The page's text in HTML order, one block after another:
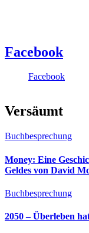
Facebook
Facebook
Versäumt
Buchbesprechung
Money: Eine
Geldes von David
Buchbesprechung
2050 – Überleben